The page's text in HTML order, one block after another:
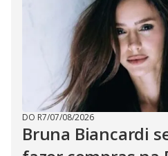
DO R7/07/08/2026
Bruna Biancardi